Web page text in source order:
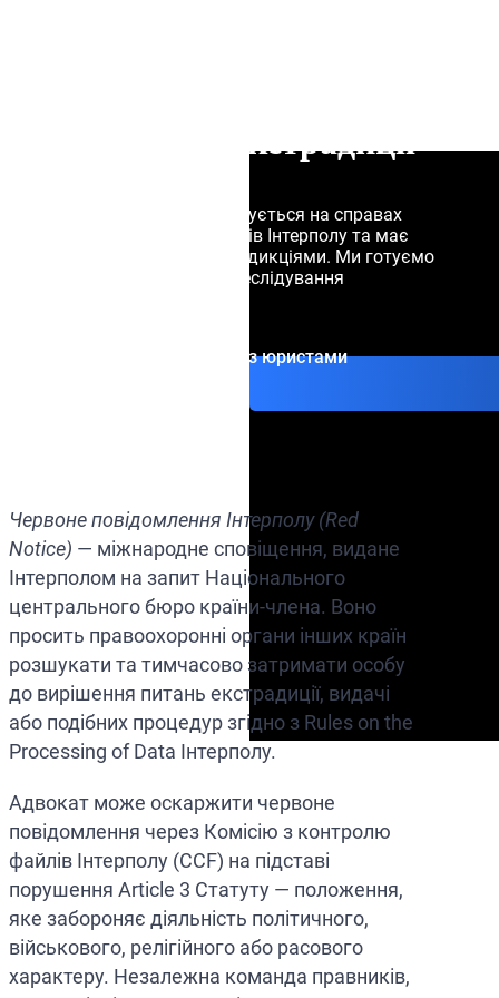
розшуку та екстрадиції
Наша команда спеціалізується на справах
Комісії з контролю файлів Інтерполу та має
досвід роботи з 28 юрисдикціями. Ми готуємо
докази політичного переслідування
Зв'яжіться з юристами
Червоне повідомлення Інтерполу (Red
Notice) — міжнародне сповіщення, видане
Інтерполом на запит Національного
центрального бюро країни-члена. Воно
просить правоохоронні органи інших країн
розшукати та тимчасово затримати особу
до вирішення питань екстрадиції, видачі
або подібних процедур згідно з Rules on the
Processing of Data Інтерполу.
Адвокат може оскаржити червоне
повідомлення через Комісію з контролю
файлів Інтерполу (CCF) на підставі
порушення Article 3 Статуту — положення,
яке забороняє діяльність політичного,
військового, релігійного або расового
характеру. Незалежна команда правників,